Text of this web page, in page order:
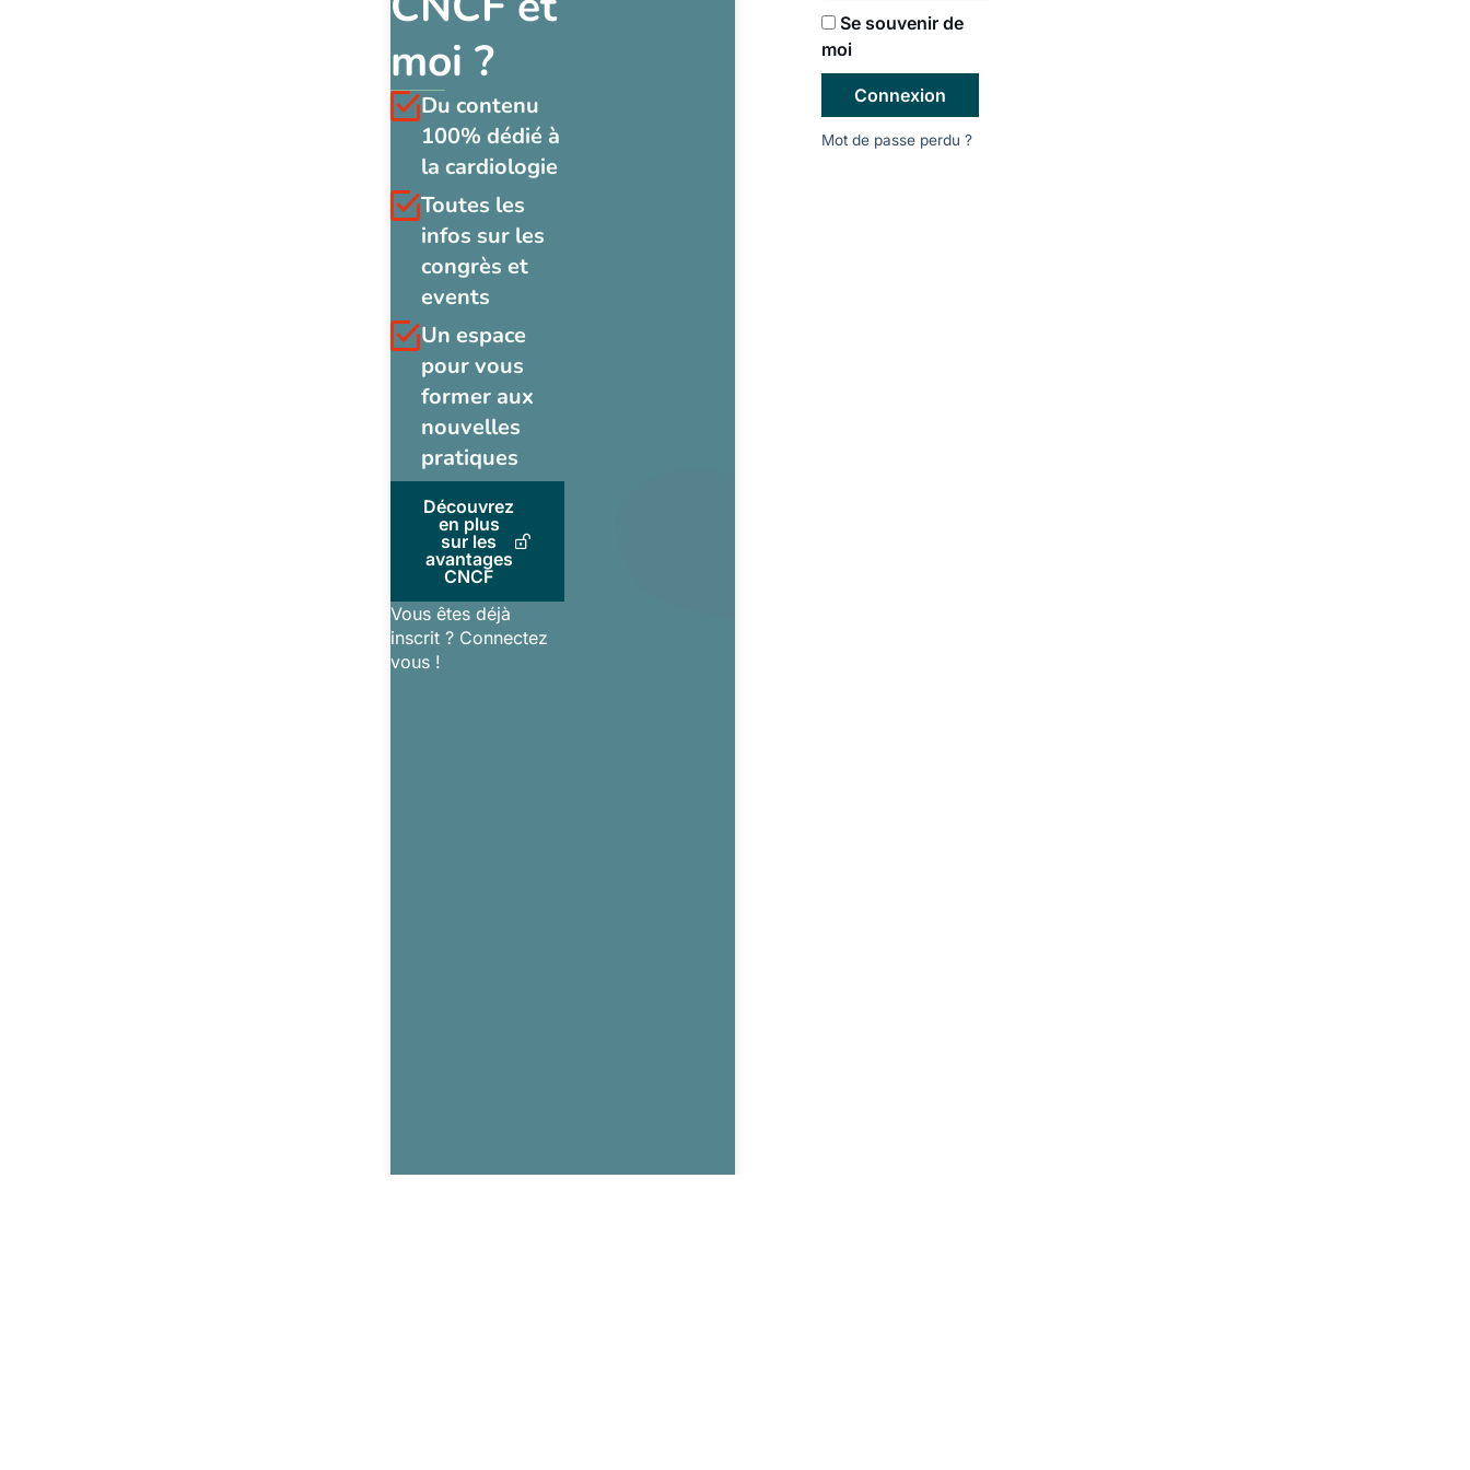
moi ?
Du contenu
100% dédié à
la cardiologie
Toutes les
infos sur les
congrès et
events
Un espace
pour vous
former aux
nouvelles
pratiques
Découvrez
en plus
sur les
avantages
CNCF
Vous êtes déjà
inscrit ? Connectez
vous !
Se souvenir de
moi
Connexion
Mot de passe perdu ?